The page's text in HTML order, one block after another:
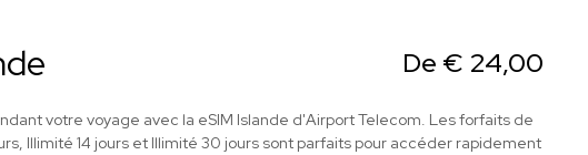
De € 24,00
votre voyage avec la eSIM Islande d'Airport Telecom. Les forfaits de
Illimité 14 jours et Illimité 30 jours sont parfaits pour accéder rapidement